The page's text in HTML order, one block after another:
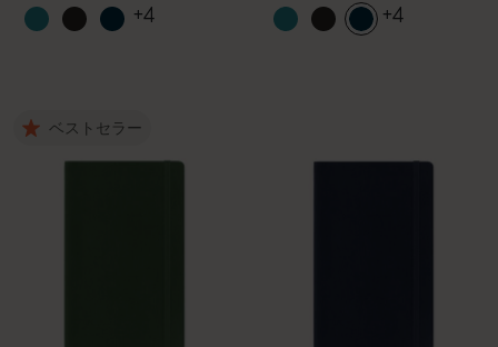
+4 +4
ベストセラー